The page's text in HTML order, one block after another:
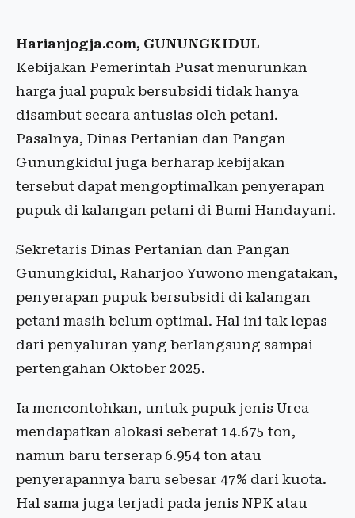
Harianjogja.com, GUNUNGKIDUL—
Kebijakan Pemerintah Pusat menurunkan
harga jual pupuk bersubsidi tidak hanya
disambut secara antusias oleh petani.
Pasalnya, Dinas Pertanian dan Pangan
Gunungkidul juga berharap kebijakan
tersebut dapat mengoptimalkan penyerapan
pupuk di kalangan petani di Bumi Handayani.
Sekretaris Dinas Pertanian dan Pangan
Gunungkidul, Raharjoo Yuwono mengatakan,
penyerapan pupuk bersubsidi di kalangan
petani masih belum optimal. Hal ini tak lepas
dari penyaluran yang berlangsung sampai
pertengahan Oktober 2025.
Ia mencontohkan, untuk pupuk jenis Urea
mendapatkan alokasi seberat 14.675 ton,
namun baru terserap 6.954 ton atau
penyerapannya baru sebesar 47% dari kuota.
Hal sama juga terjadi pada jenis NPK atau